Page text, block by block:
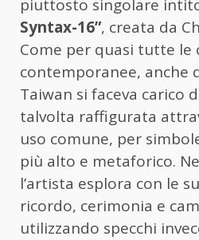
piuttosto singolare
Syntax-16”, creata da
Come per quasi tutte le
contemporanee, anche
Taiwan si faceva carico
talvolta raffigurata
uso comune, per
più alto e metaforico.
l’artista esplora con le
ricordo, cerimonia e
utilizzando specchi